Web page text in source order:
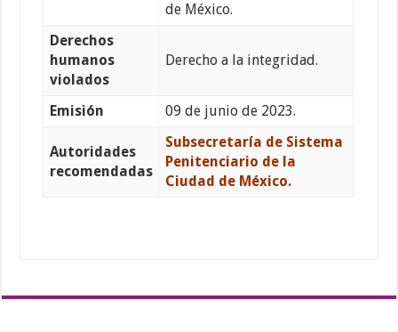
de México.
Derechos
humanos
violados
Derecho a la integridad.
Emisión 09 de junio de 2023.
Autoridades
recomendadas
Subsecretaría de Sistema
Penitenciario de la
Ciudad de México.